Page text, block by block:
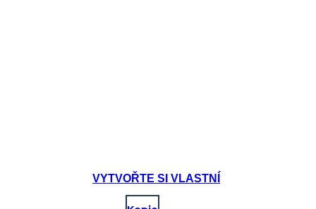
VYTVOŘTE SI VLASTNÍ